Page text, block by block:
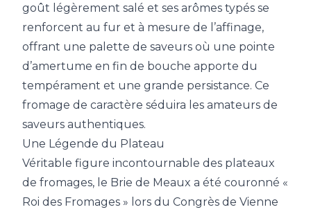
goût légèrement salé et ses arômes typés se
renforcent au fur et à mesure de l’affinage,
offrant une palette de saveurs où une pointe
d’amertume en fin de bouche apporte du
tempérament et une grande persistance. Ce
fromage de caractère séduira les amateurs de
saveurs authentiques.
Une Légende du Plateau
Véritable figure incontournable des plateaux
de fromages, le Brie de Meaux a été couronné «
Roi des Fromages » lors du Congrès de Vienne